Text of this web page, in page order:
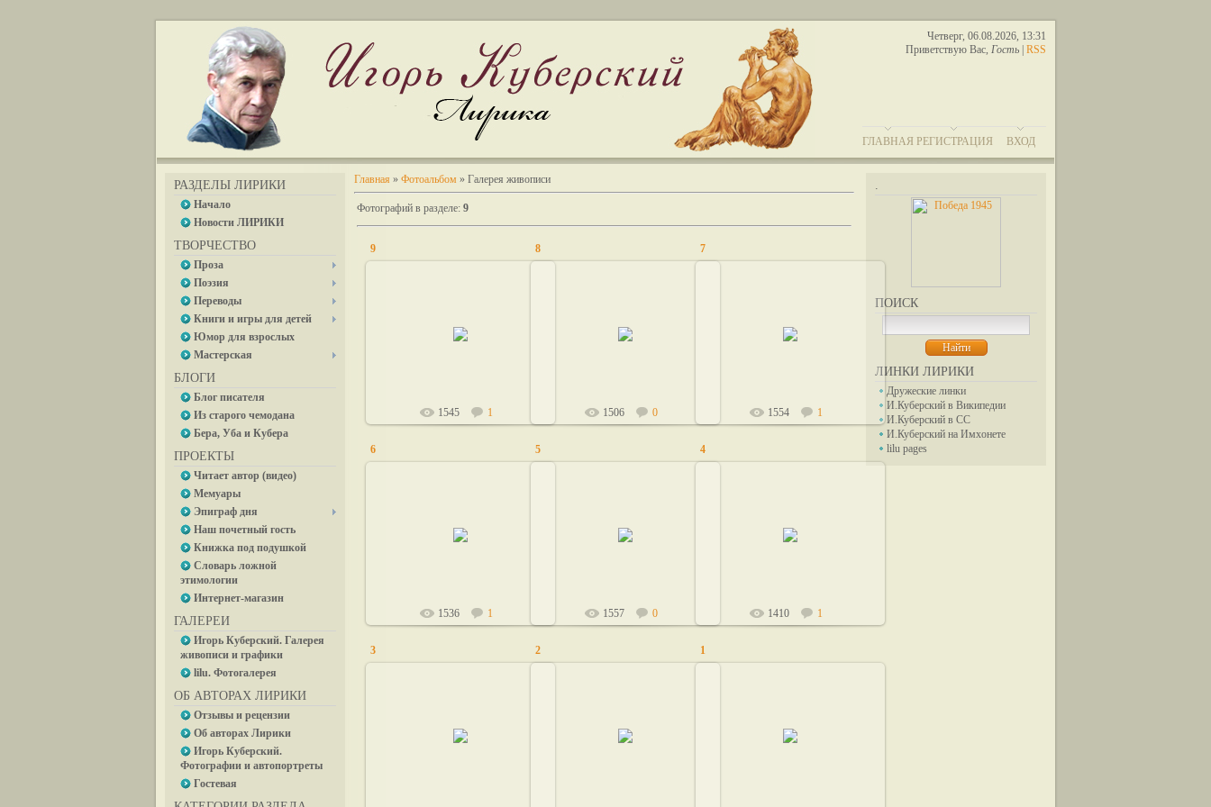
Четверг, 06.08.2026, 13:31
Приветствую Вас, Гость RSS
ГЛАВНАЯ РЕГИСТРАЦИЯ ВХОД
РАЗДЕЛЫ ЛИРИКИ
Начало
Новости ЛИРИКИ
ТВОРЧЕСТВО
Проза
Поэзия
Переводы
Книги и игры для детей
Юмор для взрослых
Мастерская
БЛОГИ
Блог писателя
Из старого чемодана
Бера, Уба и Кубера
ПРОЕКТЫ
Читает автор (видео)
Мемуары
Эпиграф дня
Наш почетный гость
Книжка под подушкой
Словарь ложной
этимологии
Интернет-магазин
ГАЛЕРЕИ
Игорь Куберский. Галерея
живописи и графики
lilu. Фотогалерея
ОБ АВТОРАХ ЛИРИКИ
Отзывы и рецензии
Об авторах Лирики
Игорь Куберский.
Фотографии и автопортреты
Гостевая
.
ПОИСК
ЛИНКИ ЛИРИКИ
Дружеские линки
И.Куберский в Википедии
И.Куберский в СС
И.Куберский на Имхонете
lilu pages
Главная » Фотоальбом » Галерея живописи
Фотографий в разделе: 9
9
1545 1
8
1506 0
7
1554 1
6
1536 1
5
1557 0
4
1410 1
3 2 1